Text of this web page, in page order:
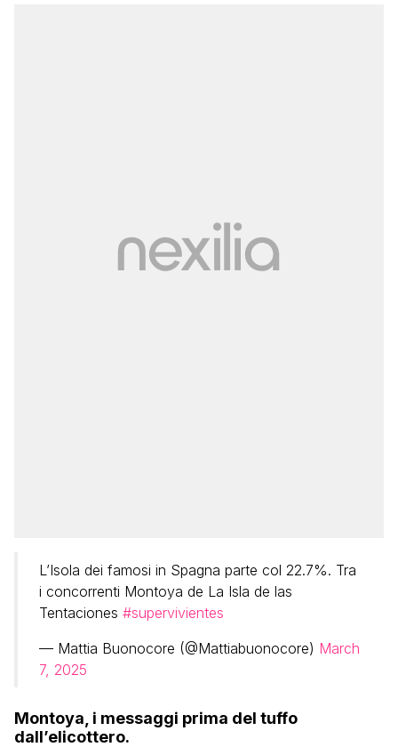
L’Isola dei famosi in Spagna parte col 22.7%. Tra
i concorrenti Montoya de La Isla de las
Tentaciones #supervivientes
— Mattia Buonocore (@Mattiabuonocore) March
7, 2025
Montoya, i messaggi prima del tuffo
dall’elicottero.